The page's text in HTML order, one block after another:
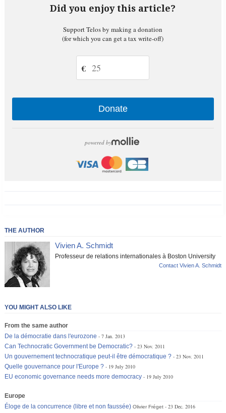
Did you enjoy this article?
Support Telos by making a donation
(for which you can get a tax write-off)
€
Donate
powered by
THE AUTHOR
Vivien A. Schmidt
Professeur de relations internationales à Boston University
Contact Vivien A. Schmidt
YOU MIGHT ALSO LIKE
From the same author
De la démocratie dans l'eurozone
7 Jan. 2013
Can Technocratic Government be Democratic?
23 Nov. 2011
Un gouvernement technocratique peut-il être démocratique ?
23 Nov. 2011
Quelle gouvernance pour l'Europe ?
19 July 2010
EU economic governance needs more democracy
19 July 2010
Europe
Éloge de la concurrence (libre et non faussée) Olivier Fréget
23 Dec. 2016